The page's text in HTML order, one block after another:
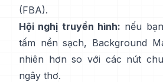
(FBA).
Hội nghị truyền hình: nếu
tấm nền sạch, Background
nhiên hơn so với các nút
ngây thơ.